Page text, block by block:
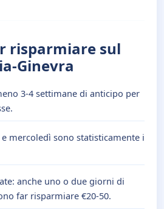
risparmiare sul
Ginevra
3-4 settimane di anticipo per
mercoledì sono statisticamente i
anche uno o due giorni di
far risparmiare €20-50.